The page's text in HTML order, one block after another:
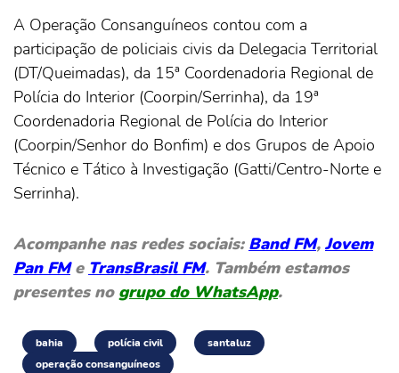
A Operação Consanguíneos contou com a
participação de policiais civis da Delegacia Territorial
(DT/Queimadas), da 15ª Coordenadoria Regional de
Polícia do Interior (Coorpin/Serrinha), da 19ª
Coordenadoria Regional de Polícia do Interior
(Coorpin/Senhor do Bonfim) e dos Grupos de Apoio
Técnico e Tático à Investigação (Gatti/Centro-Norte e
Serrinha).
Acompanhe nas redes sociais: Band FM, Jovem
Pan FMe TransBrasil FM. Também estamos
presentes no grupo do WhatsApp.
bahia polícia civil
santaluz
operação consanguíneos